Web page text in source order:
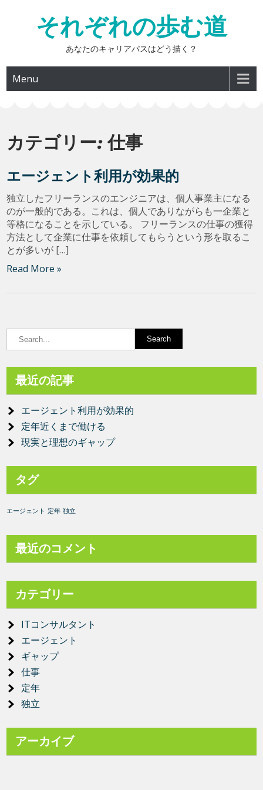
それぞれの歩む道
あなたのキャリアパスはどう描く？
Menu
カテゴリー:仕事
エージェント利用が効果的
独立したフリーランスのエンジニアは、個人事業主になる
のが一般的である。これは、個人でありながらも一企業と
等格になることを示している。 フリーランスの仕事の獲得
方法として企業に仕事を依頼してもらうという形を取るこ
とが多いが […]
Read More »
最近の記事
エージェント利用が効果的
定年近くまで働ける
現実と理想のギャップ
タグ
エージェント 定年 独立
最近のコメント
カテゴリー
ITコンサルタント
エージェント
ギャップ
仕事
定年
独立
アーカイブ